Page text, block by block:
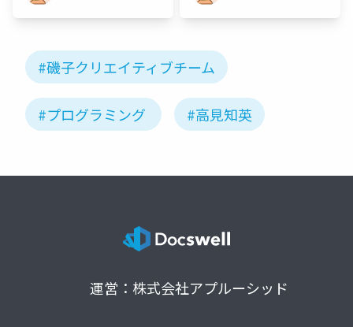
#磯子クリエイティブチーム
#プログラミング #高見知英
運営：株式会社アプルーシッド